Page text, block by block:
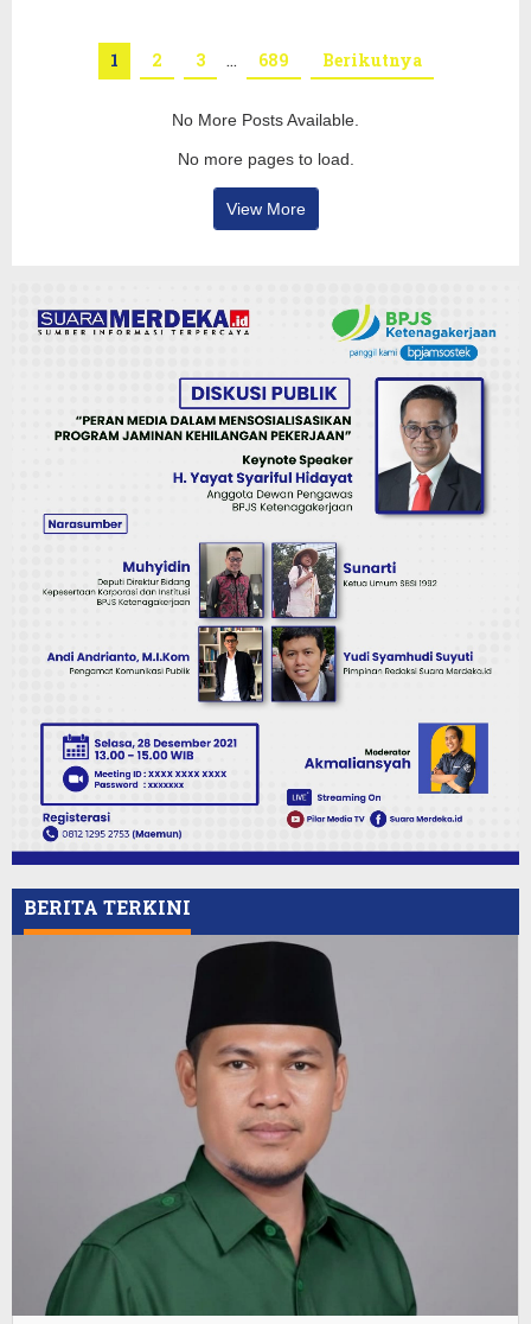
1 2 3 … 689 Berikutnya
No More Posts Available.
No more pages to load.
View More
BERITA TERKINI